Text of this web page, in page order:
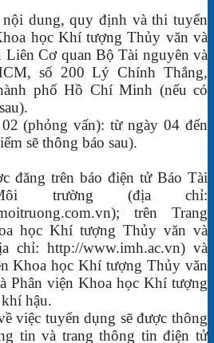
dung, quy định và thi tuyển
học Khí tượng Thủy văn và
Cơ quan Bộ Tài nguyên và
số 200 Lý Chính Thắng,
phố Hồ Chí Minh (nếu có
(phỏng vấn): từ ngày 04 đến
sẽ thông báo sau).
đăng trên báo điện tử Báo Tài
trường (địa chỉ:
trên Trang
học Khí tượng Thủy văn và
chỉ: http://www.imh.ac.vn) và
Khoa học Khí tượng Thủy văn
Phân viện Khoa học Khí tượng
hậu.
việc tuyển dụng sẽ được thông
tin và trang thông tin điện tử